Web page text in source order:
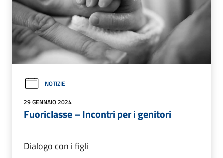
NOTIZIE
29 GENNAIO 2024
Fuoriclasse – Incontri per i genitori
Dialogo con i figli